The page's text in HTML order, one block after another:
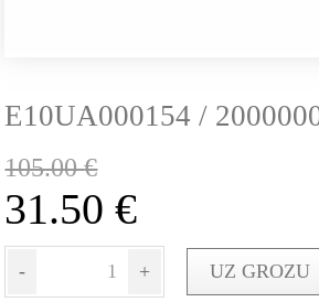
E10UA000154 /
105.00€
31.50€
- + UZ GROZU